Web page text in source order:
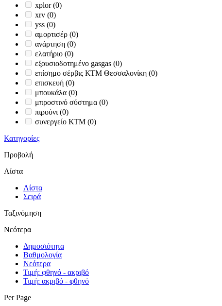
xplor(0)
xrv (0)
yss (0)
αμορτισέρ (0)
ανάρτηση (0)
ελατήριο (0)
εξουσιοδοτημένο gasgas (0)
επίσημο σέρβις ΚΤΜ Θεσσαλονίκη (0)
επισκευή (0)
μπουκάλα (0)
μπροστινό σύστημα (0)
πιρούνι (0)
συνεργείο ΚΤΜ (0)
Κατηγορίες
Προβολή
Λίστα
Λίστα
Σειρά
Ταξινόμηση
Νεότερα
Δημοσιότητα
Βαθμολογία
Νεότερα
Τιμή: φθηνό - ακριβό
Τιμή: ακριβό - φθηνό
Per Page